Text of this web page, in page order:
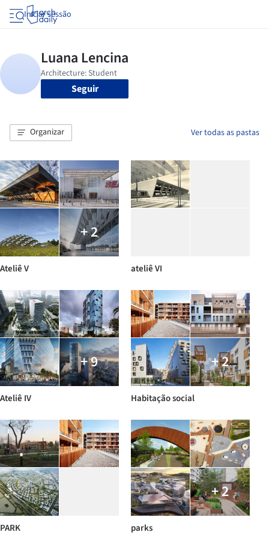
Iniciar sessão
Seguir
Organizar Ver todas as pastas
+ 2
Ateliê V ateliê VI
+ 9
Ateliê IV
+ 2
Habitação social
PARK
+ 2
parks